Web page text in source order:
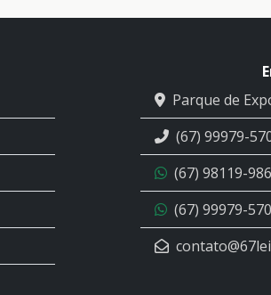
Parque de
(67) 99979-
(67) 98119-
(67) 99979-